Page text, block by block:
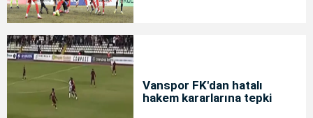
Vanspor FK'dan hatalı
hakem kararlarına tepki